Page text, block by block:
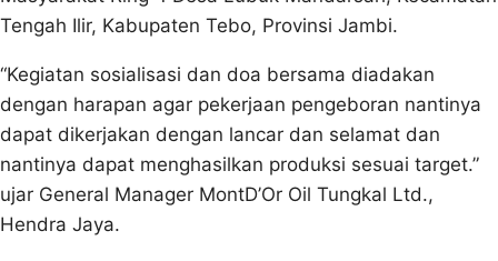
Tengah Ilir, Kabupaten Tebo, Provinsi Jambi.
“Kegiatan sosialisasi dan doa bersama diadakan
dengan harapan agar pekerjaan pengeboran nantinya
dapat dikerjakan dengan lancar dan selamat dan
nantinya dapat menghasilkan produksi sesuai target.”
ujar General Manager MontD’Or Oil Tungkal Ltd.,
Hendra Jaya.